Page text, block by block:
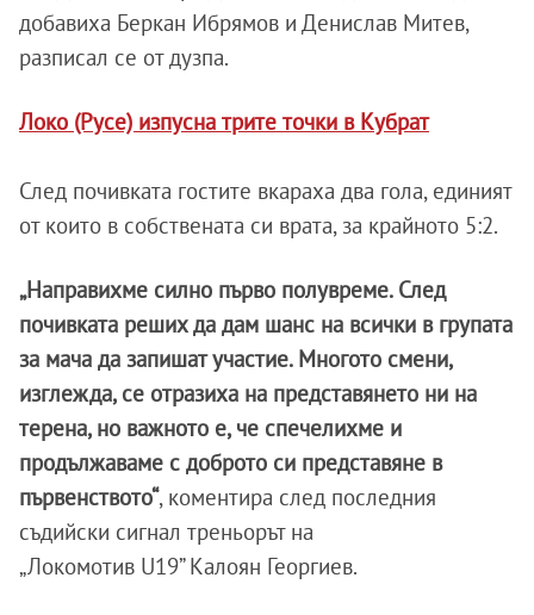
добавиха Беркан Ибрямов и Денислав Митев,
разписал се от дузпа.
Локо (Русе) изпусна трите точки в Кубрат
След почивката гостите вкараха два гола, единият
от които в собствената си врата, за крайното 5:2.
„Направихме силно първо полувреме. След
почивката реших да дам шанс на всички в групата
за мача да запишат участие. Многото смени,
изглежда, се отразиха на представянето ни на
терена, но важното е, че спечелихме и
продължаваме с доброто си представяне в
първенството“, коментира след последния
съдийски сигнал треньорът на
„Локомотив U19” Калоян Георгиев.